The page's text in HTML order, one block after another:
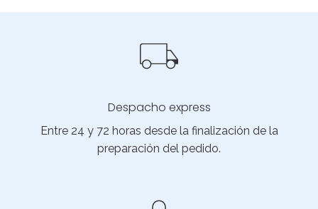
Despacho express
Entre 24 y 72 horas desde la finalización de la
preparación del pedido.